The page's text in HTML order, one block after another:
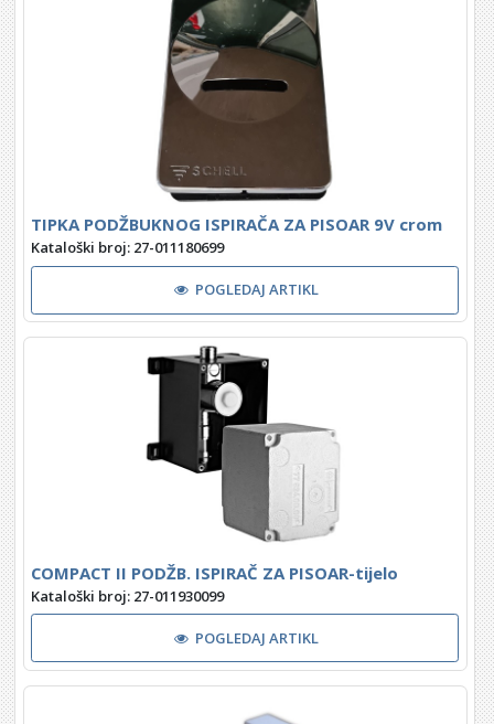
TIPKA PODŽBUKNOG ISPIRAČA ZA PISOAR 9V crom
Kataloški broj: 27-011180699
POGLEDAJ ARTIKL
COMPACT II PODŽB. ISPIRAČ ZA PISOAR-tijelo
Kataloški broj: 27-011930099
POGLEDAJ ARTIKL